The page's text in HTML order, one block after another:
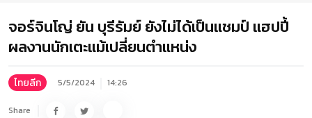
จอร์จินโญ่ ยัน บุรีรัมย์ ยังไม่ได้เป็นแชมป์ แฮปปี้
ผลงานนักเตะแม้เปลี่ยนตำแหน่ง
ไทยลีก 5/5/2024 14:26
Share